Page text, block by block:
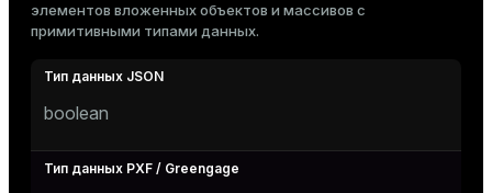
элементов вложенных объектов и массивов с
примитивными типами данных.
boolean